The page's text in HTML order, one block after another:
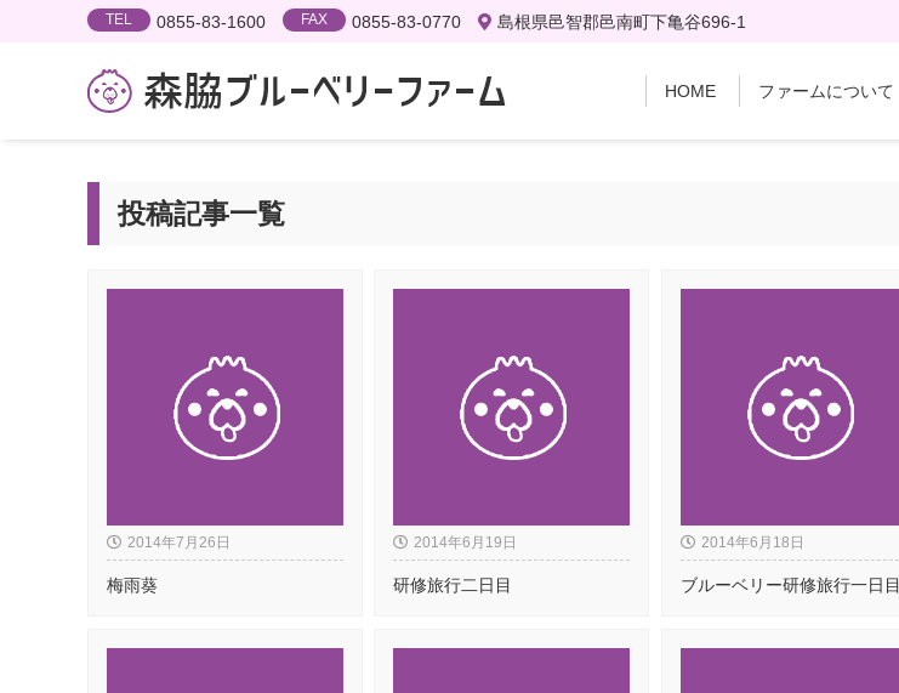
TEL 0855-83-1600 FAX 0855-83-0770 島根県邑智郡邑南町下亀谷696-1
HOME ファームについて
投稿記事一覧
2014年7月26日
梅雨葵
2014年6月19日
研修旅行二日目
2014年6月18日
ブルーベリー研修旅行一日目